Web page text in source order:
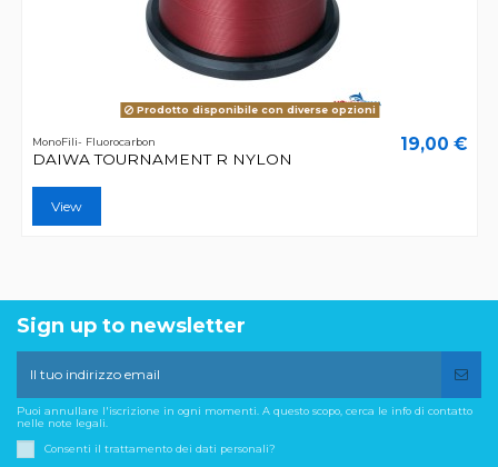
Prodotto disponibile con diverse opzioni
MonoFili- Fluorocarbon
DAIWA TOURNAMENT R NYLON
19,00 €
View
Sign up to newsletter
Puoi annullare l'iscrizione in ogni momenti. A questo scopo, cerca le info di contatto
nelle note legali.
Consenti il trattamento dei dati personali?